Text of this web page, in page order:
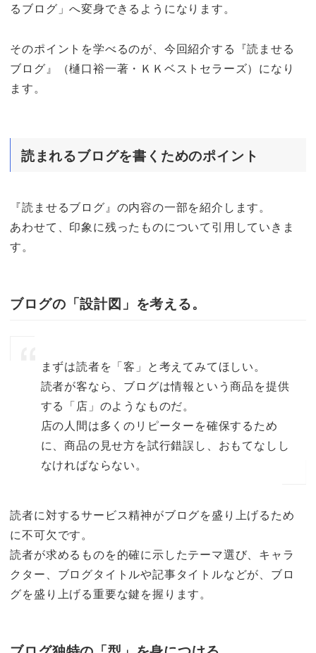
るブログ」へ変身できるようになります。
そのポイントを学べるのが、今回紹介する『読ませる
ブログ』（樋口裕一著・ＫＫベストセラーズ）になり
ます。
読まれるブログを書くためのポイント
『読ませるブログ』の内容の一部を紹介します。
あわせて、印象に残ったものについて引用していきま
す。
ブログの「設計図」を考える。
まずは読者を「客」と考えてみてほしい。
読者が客なら、ブログは情報という商品を提供
する「店」のようなものだ。
店の人間は多くのリピーターを確保するため
に、商品の見せ方を試行錯誤し、おもてなしし
なければならない。
読者に対するサービス精神がブログを盛り上げるため
に不可欠です。
読者が求めるものを的確に示したテーマ選び、キャラ
クター、ブログタイトルや記事タイトルなどが、ブロ
グを盛り上げる重要な鍵を握ります。